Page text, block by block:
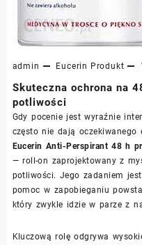
admin Eucerin Produkt
Skuteczna ochrona na
potliwości
Gdy pocenie jest wyraźnie
często nie dają oczekiwanego
Eucerin Anti-Perspirant 48 h
— roll-on zaprojektowany z
potliwości. Jego zadaniem
pomoc w zapobieganiu
który zwykle idzie w parze z
Kluczową rolę odgrywa